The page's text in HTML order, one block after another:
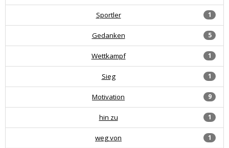
1
Sportler
5
Gedanken
1
Wettkampf
1
Sieg
9
Motivation
1
hin zu
1
weg von